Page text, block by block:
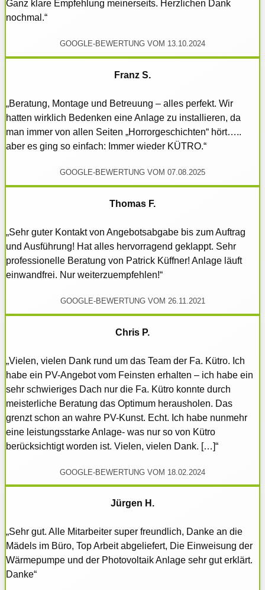
Ganz klare Empfehlung meinerseits. Herzlichen Dank
nochmal.“
GOOGLE-BEWERTUNG VOM 13.10.2024
Franz S.
„Beratung, Montage und Betreuung – alles perfekt. Wir
hatten wirklich Bedenken eine Anlage zu installieren, da
man immer von allen Seiten „Horrorgeschichten“ hört…..
aber es ging so einfach: Immer wieder KÜTRO.“
GOOGLE-BEWERTUNG VOM 07.08.2025
Thomas F.
„Sehr guter Kontakt von Angebotsabgabe bis zum Auftrag
und Ausführung! Hat alles hervorragend geklappt. Sehr
professionelle Beratung von Patrick Küffner! Anlage läuft
einwandfrei. Nur weiterzuempfehlen!“
GOOGLE-BEWERTUNG VOM 26.11.2021
Chris P.
„Vielen, vielen Dank rund um das Team der Fa. Kütro. Ich
habe ein PV-Angebot vom Feinsten erhalten – ich habe ein
sehr schwieriges Dach nur die Fa. Kütro konnte durch
meisterliche Beratung das Optimum herausholen. Das
grenzt schon an wahre PV-Kunst. Echt. Ich habe nunmehr
eine leistungsstarke Anlage- was nur so von Kütro
berücksichtigt worden ist. Vielen, vielen Dank. […]“
GOOGLE-BEWERTUNG VOM 18.02.2024
Jürgen H.
„Sehr gut. Alle Mitarbeiter super freundlich, Danke an die
Mädels im Büro, Top Arbeit abgeliefert, Die Einweisung der
Wärmepumpe und der Photovoltaik Anlage sehr gut erklärt.
Danke“